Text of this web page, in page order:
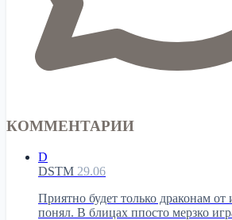
КОММЕНТАРИИ
D
DSTM 29.06
Приятно будет только драконам от
понял. В блицах ппосто мерзко